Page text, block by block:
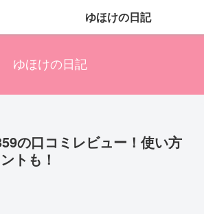
生活備忘録です。興味のあることアレやコレ、色々
ゆほけの日記
の口コミレビュー！使い方
トも！
ゆほけの日記